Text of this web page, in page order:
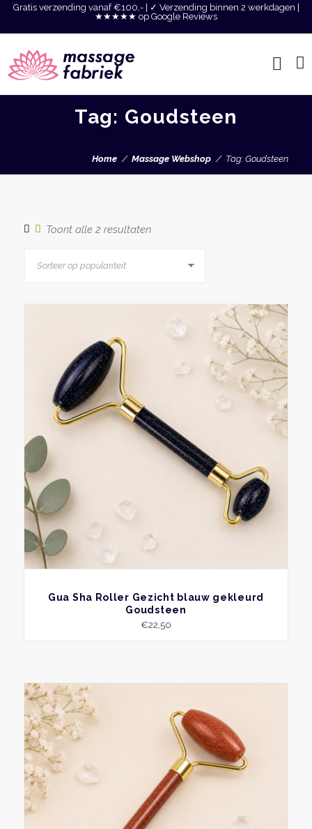
Gratis verzending vanaf €100,- | ✓ Verzending binnen 2 werkdagen |
★★★★★ op Google Reviews
Tag: Goudsteen
Home Massage Webshop Tag: Goudsteen
Toont alle 2 resultatenGesorteerd
populariteit
BEKIJK
Gua Sha Roller Gezicht blauw gekleurd
Goudsteen
€22,50